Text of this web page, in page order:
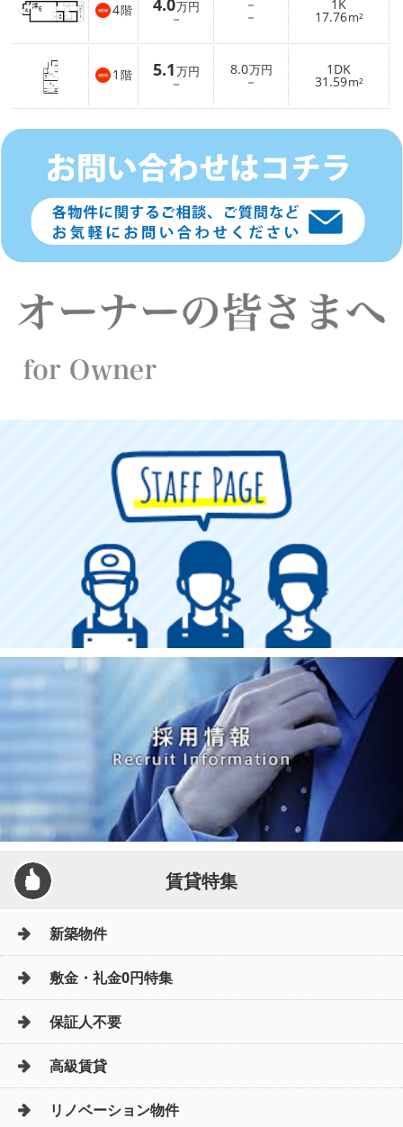
4階 4.0万円
－
－
－
1K
17.76m²
1 階 5.1万円
－
8.0万円
－
1DK
31.59m²
賃貸特集
新築物件
敷金・礼金0円特集
保証人不要
高級賃貸
リノベーション物件